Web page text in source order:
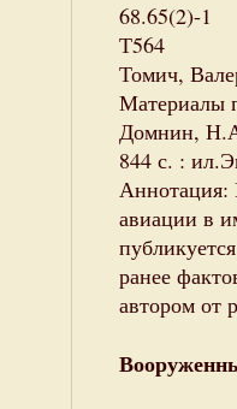
68.65(2)-1
Т564
Томич,
Материалы
Домнин,
844 с. :
Аннотация:
авиации в
ранее
автором от